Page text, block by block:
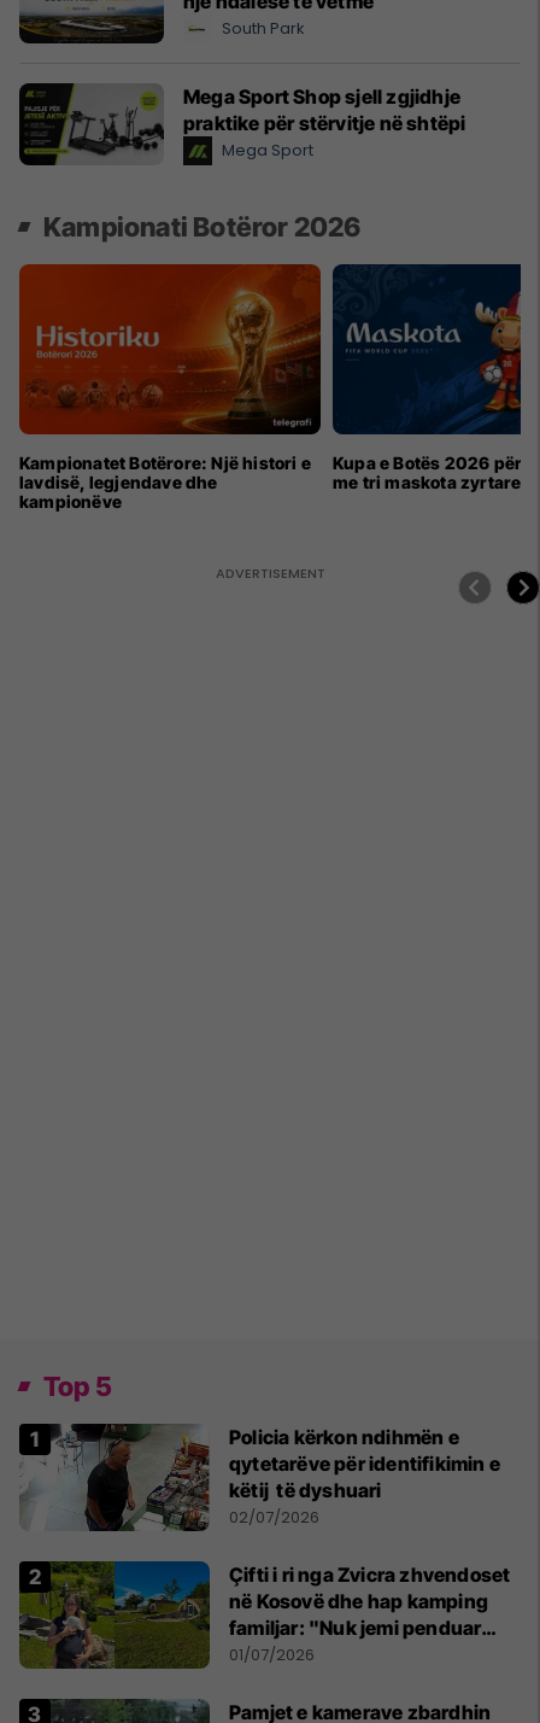
South Park
Mega Sport Shop sjell zgjidhje
praktike për stërvitje në shtëpi
Mega Sport
Kampionati Botëror 2026
Kampionatet Botërore: Një histori e
lavdisë, legjendave dhe
kampionëve
Kupa e Botës 2026 për
me tri maskota zyrtare
Top 5
Policia kërkon ndihmën e
qytetarëve për identifikimin e
këtij të dyshuari
02/07/2026
Çifti i ri nga Zvicra zhvendoset
në Kosovë dhe hap kamping
familjar: "Nuk jemi penduar
asnjë ditë"
01/07/2026
Pamjet e kamerave zbardhin